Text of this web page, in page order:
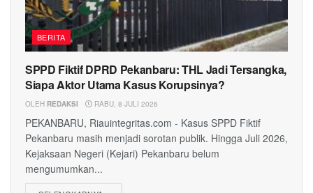
BERITA
SPPD Fiktif DPRD Pekanbaru: THL Jadi Tersangka,
Siapa Aktor Utama Kasus Korupsinya?
OLEH REDAKSI RABU, 8 JULI 2026
PEKANBARU, Riauintegritas.com - Kasus SPPD Fiktif
Pekanbaru masih menjadi sorotan publik. Hingga Juli 2026,
Kejaksaan Negeri (Kejari) Pekanbaru belum
mengumumkan...